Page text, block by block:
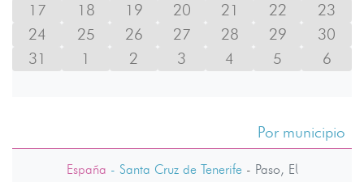
17
18 19 20 21 22
23
24
25 26 27 28 29
30
31
1 2 3 4 5 6
Por municipio
España - Santa Cruz de Tenerife- Paso, El